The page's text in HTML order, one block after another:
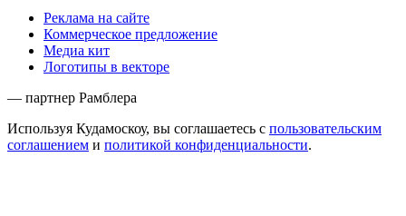
Реклама на сайте
Коммерческое предложение
Медиа кит
Логотипы в векторе
— партнер Рамблера
Используя Кудамоскоу, вы соглашаетесь с пользовательским
соглашением и политикой конфиденциальности.